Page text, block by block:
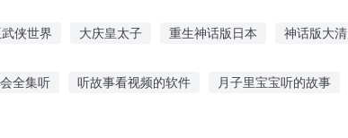
侠世界 大庆皇太子 重生神话版日本 神话版大清
全集听 听故事看视频的软件 月子里宝宝听的故事